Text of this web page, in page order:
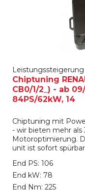
Chiptuning
CB0/1/2_) - ab
84PS/62kW, 14
Chiptuning mit
- wir bieten mehr
Motoroptimierung.
unit ist sofort
End PS: 106
End kW: 78
End Nm: 225